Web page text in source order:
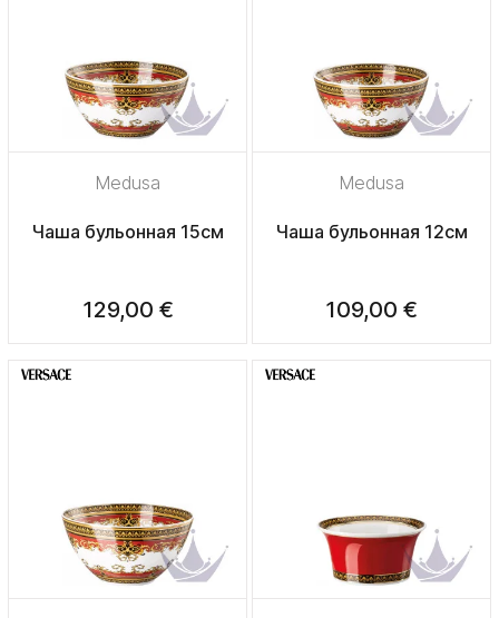
Medusa
Чаша бульонная 15см
129,00 €
Medusa
Чаша бульонная 12см
109,00 €